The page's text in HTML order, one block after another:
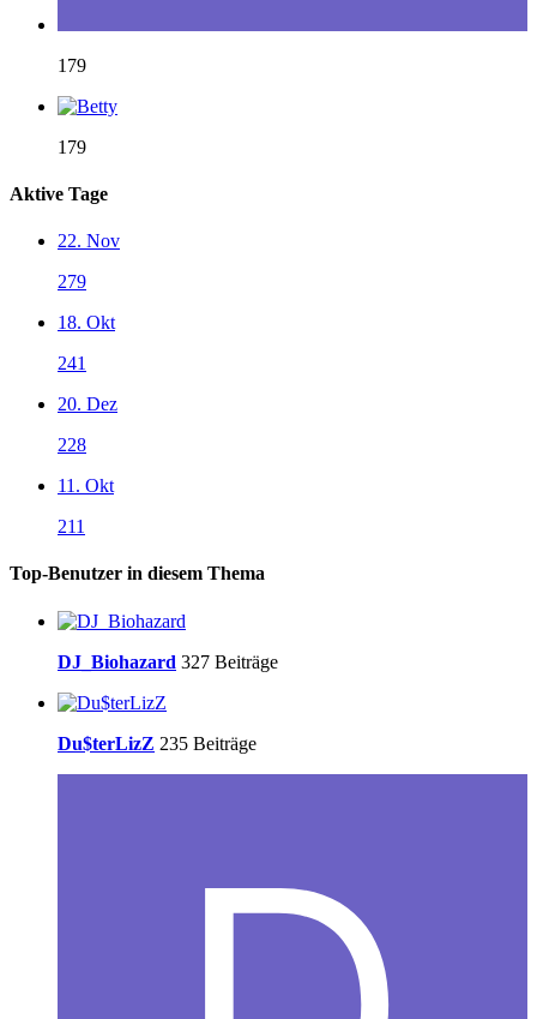
179
179
Aktive Tage
22. Nov
279
18. Okt
241
20. Dez
228
11. Okt
211
Top-Benutzer in diesem Thema
DJ_Biohazard 327 Beiträge
Du$terLizZ 235 Beiträge